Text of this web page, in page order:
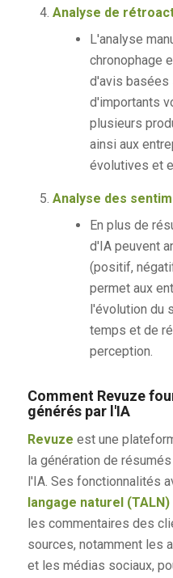
Analyse de
L'analyse
chronophage
d'avis basées
d'importants
plusieurs
ainsi aux
évolutives et
Analyse des
En plus de
d'IA peuvent
(positif,
permet aux
l'évolution du
temps et de
perception.
Comment Revuze
générés par l'IA
Revuze est une
la génération de
l'IA. Ses fonctionnalités
langage naturel (TALN)
les commentaires des
sources, notamment les
et les médias sociaux,